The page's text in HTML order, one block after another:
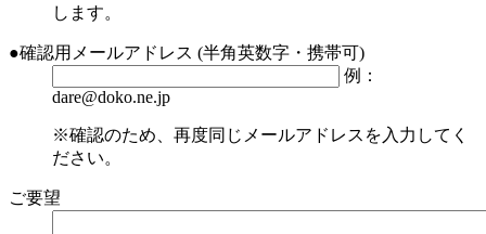
します。
●確認用メールアドレス (半角英数字・携帯可)
例：
dare@doko.ne.jp
※確認のため、再度同じメールアドレスを入力してく
ださい。
ご要望